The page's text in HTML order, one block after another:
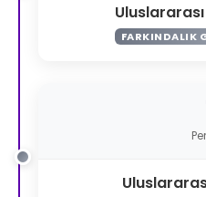
FARKINDALIK